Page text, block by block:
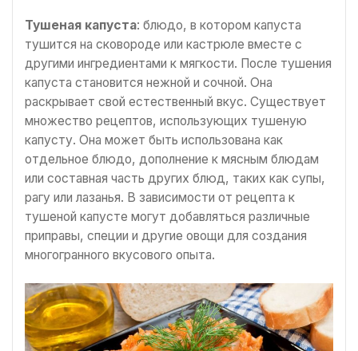
Тушеная капуста: блюдо, в котором капуста
тушится на сковороде или кастрюле вместе с
другими ингредиентами к мягкости. После тушения
капуста становится нежной и сочной. Она
раскрывает свой естественный вкус. Существует
множество рецептов, использующих тушеную
капусту. Она может быть использована как
отдельное блюдо, дополнение к мясным блюдам
или составная часть других блюд, таких как супы,
рагу или лазанья. В зависимости от рецепта к
тушеной капусте могут добавляться различные
приправы, специи и другие овощи для создания
многогранного вкусового опыта.